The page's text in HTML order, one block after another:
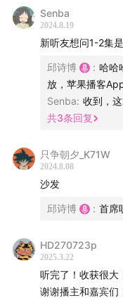
入群联系方式:微信
=关于《逃离元宇宙》
这是国内首档95后
与生活类的播客节目
代，脱离“美颜滤镜”
=关于主理人
朋克95后，在多年
Senba
2024.8.19
新听友想问1-2集
邱诗博 : 哈哈
放，苹果播客
Senba: 收到，
共3条回复
只争朝夕_K71W
2024.8.08
沙发
邱诗博 : 首席
HD270723p
2025.3.22
听完了！收获很大
谢谢播主和嘉宾们